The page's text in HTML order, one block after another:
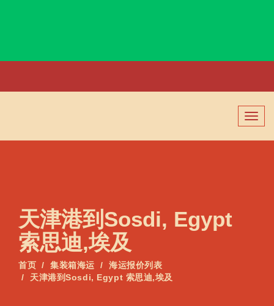
切
换
导
天津港到Sosdi, Egypt
索思迪,埃及
首页 集装箱海运
海运报价列表
天津港到Sosdi, Egypt 索思迪,埃及